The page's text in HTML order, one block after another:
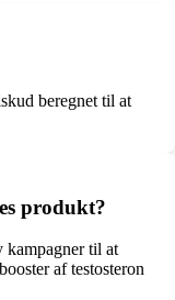
beregnet til at
produkt?
kampagner til at
af testosteron